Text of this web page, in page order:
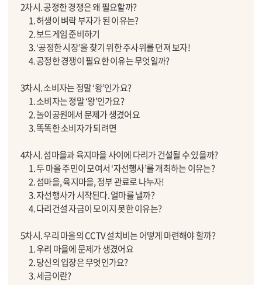
2차시. 공정한 경쟁은 왜 필요할까?
1. 허생이 벼락 부자가 된 이유는?
2. 보드게임 준비하기
3. ‘공정한 시장’을 찾기 위한 주사위를 던져 보자!
4. 공정한 경쟁이 필요한 이유는 무엇일까?
3차시. 소비자는 정말 ‘왕’인가요?
1. 소비자는 정말 ‘왕’인가요?
2. 놀이공원에서 문제가 생겼어요
3. 똑똑한 소비자가 되려면
4차시. 섬마을과 육지마을 사이에 다리가 건설될 수 있을까?
1. 두 마을 주민이 모여서 ‘자선행사’를 개최하는 이유는?
2. 섬마을, 육지마을, 정부 관료로 나누자!
3. 자선행사가 시작된다. 얼마를 낼까?
4. 다리건설 자금이 모이지 못한 이유는?
5차시. 우리 마을의 CCTV 설치비는 어떻게 마련해야 할까?
1. 우리 마을에 문제가 생겼어요
2. 당신의 입장은 무엇인가요?
3. 세금이란?